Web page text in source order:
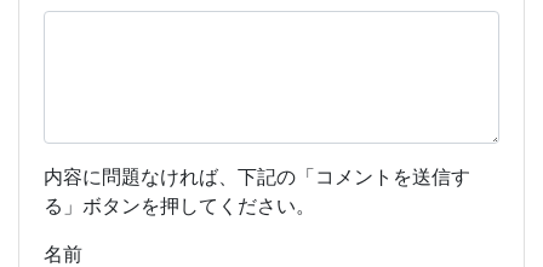
内容に問題なければ、下記の「コメントを送信す
る」ボタンを押してください。
名前